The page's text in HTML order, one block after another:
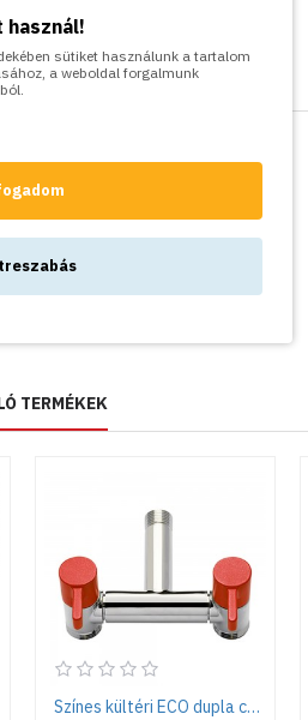
Súly:
SZÍNVARIÁCIÓK:
kültéri ECO
csaptelep -
Fehér
TERMÉKEK
Színes kültéri ECO dupla csaptelep - Piros
használ!
sütiket használunk a tartalom
a weboldal forgalmunk